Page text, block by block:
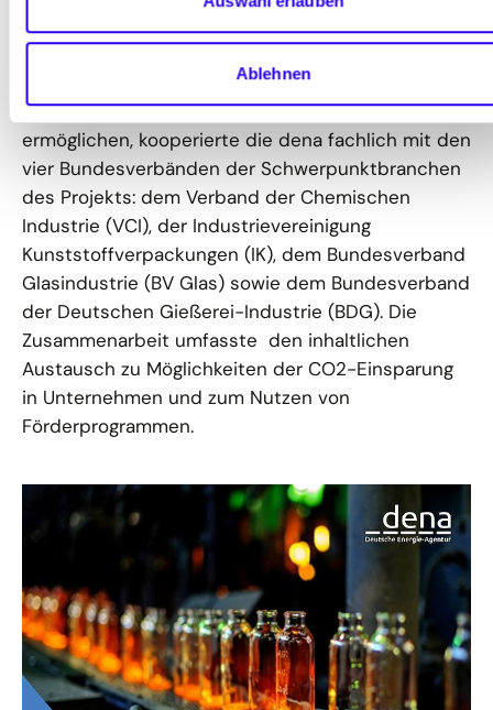
Ablehnen
und energieeffiziente Produktionsprozesse im
Fokus.
Um eine branchenspezifische Kommunikation zu
ermöglichen, kooperierte die dena fachlich mit den
vier Bundesverbänden der Schwerpunktbranchen
des Projekts: dem Verband der Chemischen
Industrie (VCI), der Industrievereinigung
Kunststoffverpackungen (IK), dem Bundesverband
Glasindustrie (BV Glas) sowie dem Bundesverband
der Deutschen Gießerei-Industrie (BDG). Die
Zusammenarbeit umfasste den inhaltlichen
Austausch zu Möglichkeiten der CO2-Einsparung
in Unternehmen und zum Nutzen von
Förderprogrammen.